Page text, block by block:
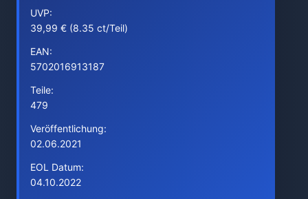
UVP:
39,99 € (8.35 ct/Teil)
EAN:
5702016913187
Teile:
479
Veröffentlichung:
02.06.2021
EOL Datum:
04.10.2022